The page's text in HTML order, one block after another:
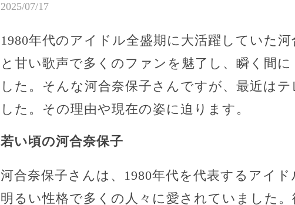
2025/07/17
1980年代のアイドル全盛期に大活躍していた
と甘い歌声で多くのファンを魅了し、瞬く間
した。そんな河合奈保子さんですが、最近は
した。その理由や現在の姿に迫ります。
若い頃の河合奈保子
河合奈保子さんは、1980年代を代表するアイ
明るい性格で多くの人々に愛されていました